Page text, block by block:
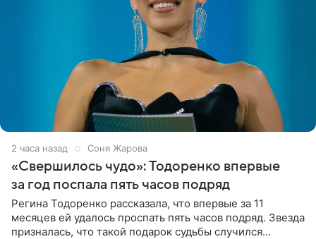
2 часа назад Соня Жарова
«Свершилось чудо»: Тодоренко впервые
за год поспала пять часов подряд
Регина Тодоренко рассказала, что впервые за 11
месяцев ей удалось проспать пять часов подряд. Звезда
призналась, что такой подарок судьбы случился